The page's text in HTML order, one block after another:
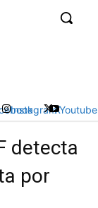
InstagramXYoutube
detecta
por